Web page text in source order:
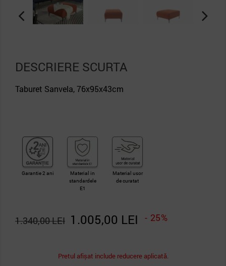
DESCRIERE SCURTA
Taburet Sanvela, 76x95x43cm
Garantie 2 ani
Material in
standardele
E1
Material usor
de curatat
1.005,00 LEI - 25%
1.340,00 LEI
Pretul afișat include reducere aplicată.